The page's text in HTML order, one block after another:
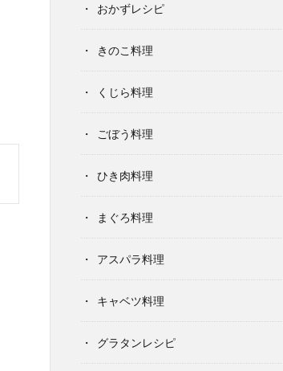
おかずレシピ
きのこ料理
くじら料理
ごぼう料理
ひき肉料理
まぐろ料理
アスパラ料理
キャベツ料理
グラタンレシピ